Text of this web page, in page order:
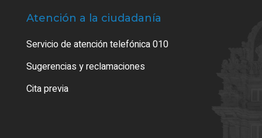
Atención a la ciudadanía
Servicio de atención telefónica 010
Sugerencias y reclamaciones
Cita previa